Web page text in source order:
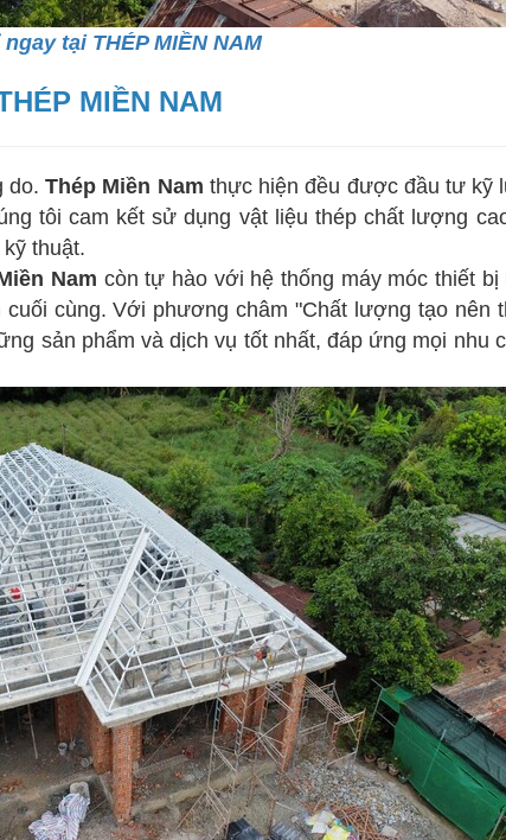
tại THÉP MIỀN NAM
MIỀN NAM
do.Thép Miền Nam thực hiện đều được đầu tư kỹ
tôi cam kết sử dụng vật liệu thép chất lượng
thuật.
Nam còn tự hào với hệ thống máy móc thiết
cùng. Với phương châm "Chất lượng tạo nên
sản phẩm và dịch vụ tốt nhất, đáp ứng mọi nhu